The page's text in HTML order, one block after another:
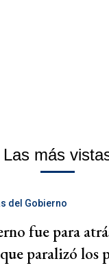
Las más
del Gobierno
fue para
paralizó los